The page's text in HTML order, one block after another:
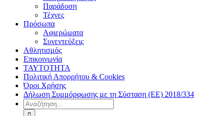
Παράδοση
Τέχνες
Πρόσωπα
Αφιερώματα
Συνεντεύξεις
Αθλητισμός
Επικοινωνία
ΤΑΥΤΟΤΗΤΑ
Πολιτική Απορρήτου & Cookies
Όροι Χρήσης
Δήλωση Συμμόρφωσης με τη Σύσταση (ΕΕ) 2018/334
Αναζήτηση
για: